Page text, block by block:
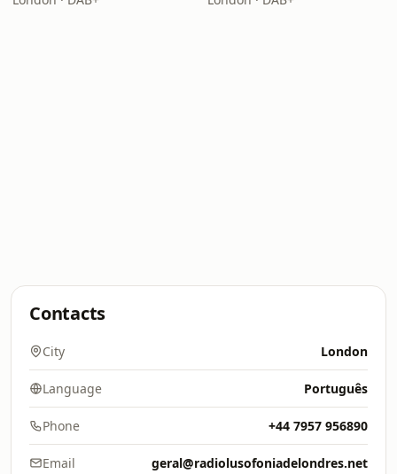
Contacts
City London
Language Português
Phone +44 7957 956890
Email geral@radiolusofoniadelondres.net